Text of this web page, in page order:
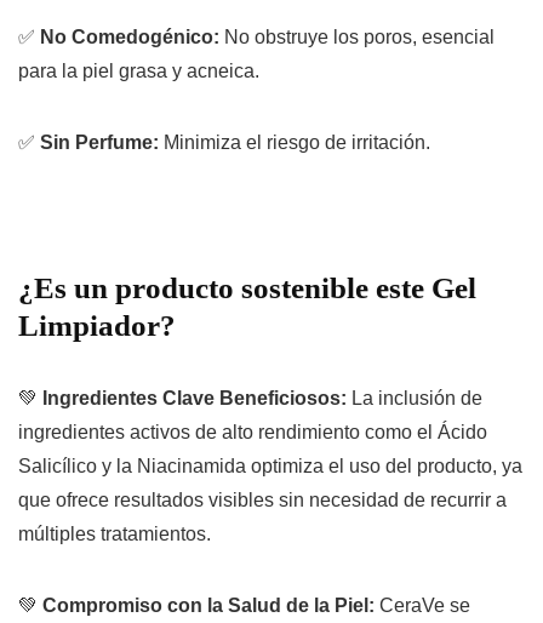
✅ No Comedogénico: No obstruye los poros, esencial
para la piel grasa y acneica.
✅ Sin Perfume: Minimiza el riesgo de irritación.
¿Es un producto sostenible este Gel
Limpiador?
💚 Ingredientes Clave Beneficiosos: La inclusión de
ingredientes activos de alto rendimiento como el Ácido
Salicílico y la Niacinamida optimiza el uso del producto, ya
que ofrece resultados visibles sin necesidad de recurrir a
múltiples tratamientos.
💚 Compromiso con la Salud de la Piel: CeraVe se